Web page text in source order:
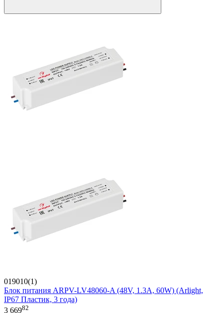
019010(1)
Блок питания ARPV-LV48060-A (48V, 1.3A, 60W) (Arlight,
IP67 Пластик, 3 года)
3 66982